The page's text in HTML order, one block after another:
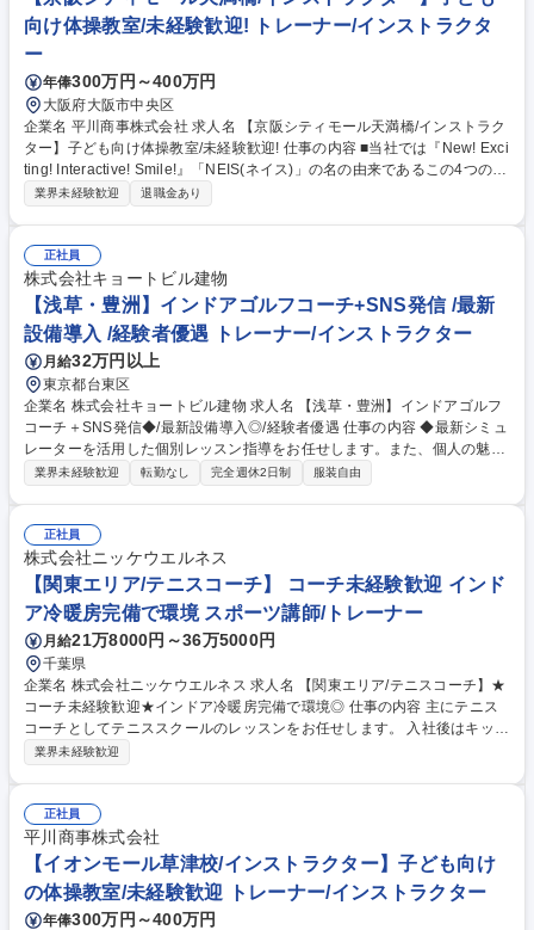
向け体操教室/未経験歓迎! トレーナー/インストラクタ
ー
年俸300万円～400万円
大阪府大阪市中央区
企業名 平川商事株式会社 求人名 【京阪シティモール天満橋/インストラク
ター】子ども向け体操教室/未経験歓迎! 仕事の内容 ■当社では『New! Exci
ting! Interactive! Smile!』「NEIS(ネイス)」の名の由来であるこの4つのキ
ーワードを合言葉に、心と体の健康作りのお手伝いをしております！ 【具
メインとした体操教室で、指導から教室運営まで幅広く活躍することがで
きます。ネイス本部の研修プログラムがあるので、未経験の方でも無理な
く業務が覚えられる環境です。 募集職種 【京阪シティモール天満橋/イン
ストラクター】子ども向け体操教室/未経験歓迎!
業界未経験歓迎 退職金あり
正社員
株式会社キョートビル建物
【浅草・豊洲】インドアゴルフコーチ+SNS発信 /最新
設備導入 /経験者優遇 トレーナー/インストラクター
月給32万円以上
東京都台東区
企業名 株式会社キョートビル建物 求人名 【浅草・豊洲】インドアゴルフ
コーチ＋SNS発信◆/最新設備導入◎/経験者優遇 仕事の内容 ◆最新シミュ
レーターを活用した個別レッスン指導をお任せします。また、個人の魅力
を活かしたSNS発信を通じて新規顧客の獲得にも携わり、入会実績はイン
ッスンを行います。まずは「ベストスコア90以下」のスキルがあれば、指
導経験がなくてもスタート可能です。また、店舗の魅力を伝えるSNS（In
stagram等）の運用も重要なミッションの一つ。あなたのファンを増やす
ことが新規入会に繋がり、インセンティブとして給与に還元される仕組み
です。 ◆事業HP→ https://wise1-golf.com/ 募集職種 【浅草・豊洲】イン
ドアゴルフコーチ＋SNS発信◆/最新設備導入◎/経験者優遇
業界未経験歓迎 転勤なし 完全週休2日制 服装自由
正社員
株式会社ニッケウエルネス
【関東エリア/テニスコーチ】 コーチ未経験歓迎 インド
ア冷暖房完備で環境 スポーツ講師/トレーナー
月給21万8000円～36万5000円
千葉県
企業名 株式会社ニッケウエルネス 求人名 【関東エリア/テニスコーチ】★
コーチ未経験歓迎★インドア冷暖房完備で環境◎ 仕事の内容 主にテニス
コーチとしてテニススクールのレッスンをお任せします。 入社後はキッズ
＆ジュニア/一般コースの初級クラスやアシスタントとして実戦経験を積ん
で様々な方のレッスンを行い、実力次第で上級クラスをお任せすることも
あります！ 【その他】 ■テニスレッスンに関わる業務全般■物販■イベント
企画■スクール生の管理などスクールを盛り立てていくお仕事になりま
す！ 募集職種 【関東エリア/テニスコーチ】★コーチ未経験歓迎★インド
ア冷暖房完備で環境◎
業界未経験歓迎
正社員
平川商事株式会社
【イオンモール草津校/インストラクター】子ども向け
の体操教室/未経験歓迎 トレーナー/インストラクター
年俸300万円～400万円